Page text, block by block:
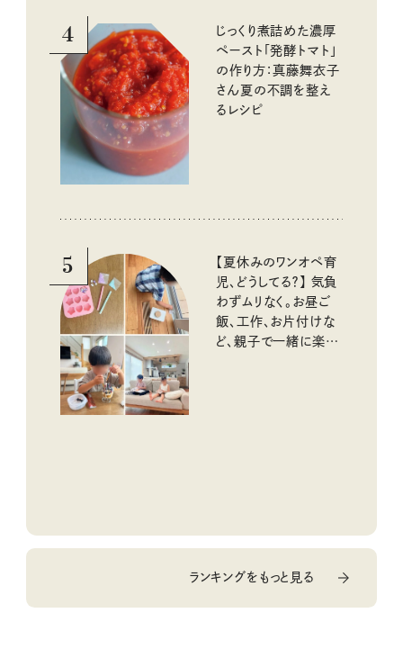
4
じっくり煮詰めた濃厚
ペースト「発酵トマト」
の作り方：真藤舞衣子
さん夏の不調を整え
るレシピ
5
【夏休みのワンオペ育
児、どうしてる？】 気負
わずムリなく。お昼ご
飯、工作、お片付けな
ど、親子で一緒に楽し
ランキングをもっと見る